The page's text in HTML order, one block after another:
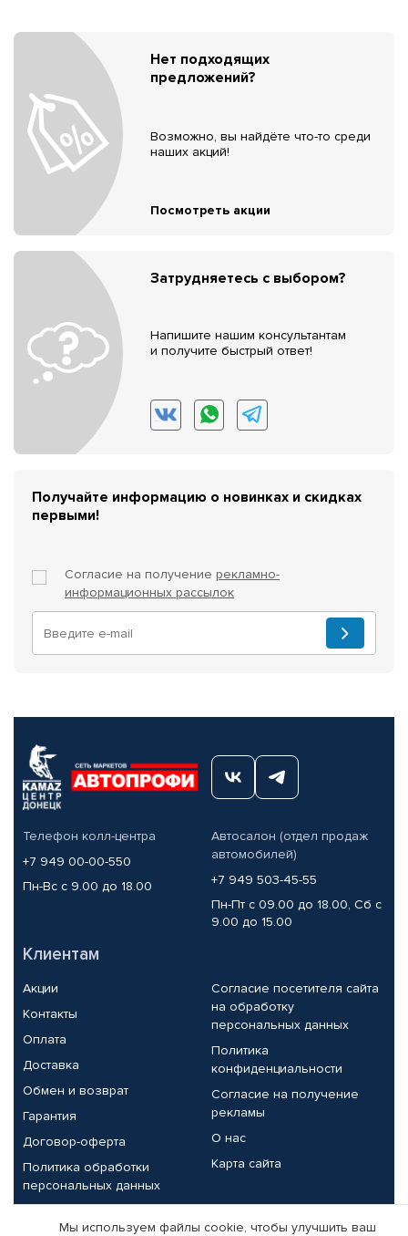
Нет подходящих
предложений?
Возможно, вы найдёте что-то среди
наших акций!
Посмотреть акции
Затрудняетесь с выбором?
Напишите нашим консультантам
и получите быстрый ответ!
Получайте информацию о новинках и скидках
первыми!
Согласие на получение рекламно-
информационных рассылок
Телефон колл-центра
+7 949 00-00-550
Пн-Вс с 9.00 до 18.00
Автосалон (отдел продаж
автомобилей)
+7 949 503-45-55
Пн-Пт с 09.00 до 18.00, Сб с
9.00 до 15.00
Клиентам
Акции
Контакты
Оплата
Доставка
Обмен и возврат
Гарантия
Договор-оферта
Политика обработки
персональных данных
Согласие посетителя сайта
на обработку
персональных данных
Политика
конфиденциальности
Согласие на получение
рекламы
О нас
Карта сайта
Партнерам
Мы используем файлы cookie, чтобы улучшить ваш